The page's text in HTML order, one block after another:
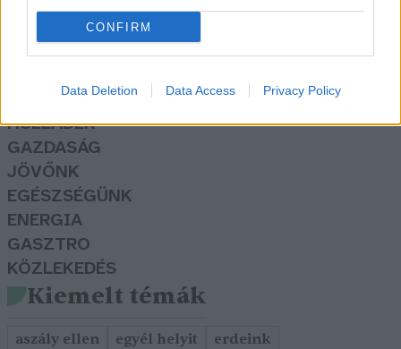
CONFIRM
Data Deletion Data Access Privacy Policy
Rovatok
OTTHONUNK
HULLADÉK
GAZDASÁG
JÖVŐNK
EGÉSZSÉGÜNK
ENERGIA
GASZTRO
KÖZLEKEDÉS
Kiemelt témák
aszály ellen egyél helyit
erdeink